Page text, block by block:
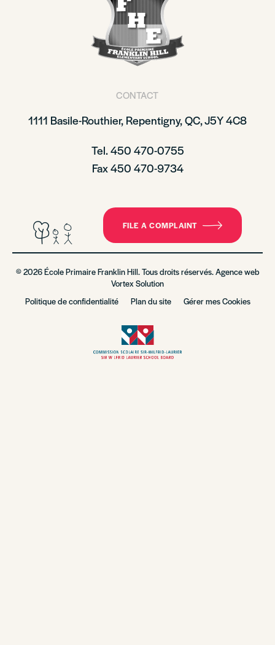
CONTACT
1111 Basile-Routhier, Repentigny, QC, J5Y 4C8
Tel. 450 470-0755
Fax 450 470-9734
FILE A COMPLAINT
© 2026 École Primaire Franklin Hill. Tous droits réservés. Agence web
Vortex Solution
Politique de confidentialité
Plan du site Gérer mes Cookies